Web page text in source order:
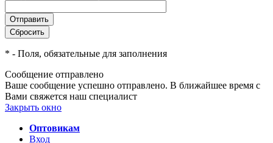
* - Поля, обязательные для заполнения
Сообщение отправлено
Ваше сообщение успешно отправлено. В ближайшее время с
Вами свяжется наш специалист
Закрыть окно
Оптовикам
Вход